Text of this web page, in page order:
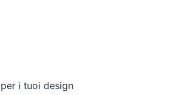
i tuoi design